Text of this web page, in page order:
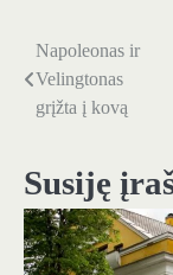
Navigacija
tarp
Napoleonas ir
Velingtonas
grįžta į kovą
Susiję